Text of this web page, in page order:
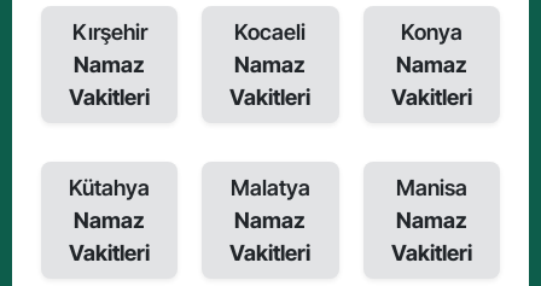
Kırşehir
Namaz
Vakitleri
Kocaeli
Namaz
Vakitleri
Konya
Namaz
Vakitleri
Kütahya
Namaz
Vakitleri
Malatya
Namaz
Vakitleri
Manisa
Namaz
Vakitleri